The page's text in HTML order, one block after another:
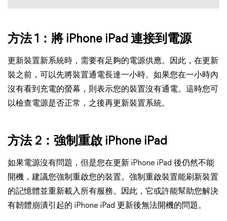
方法 1：將 iPhone iPad 連接到電源
更新裝置新系統時，需要有足夠的電源供應。因此，在更新
裝之前，可以先將裝置通電長達一小時。如果您在一小時內
沒有看到充電的螢幕，則表示您的裝置沒有通電。這時您可
以檢查電源是否正常，之後再更新裝置系統。
方法 2：強制重啟 iPhone iPad
如果電源沒有問題，但是您在更新 iPhone iPad 後仍然不能
開機，建議您強制重啟您的裝置。強制重啟裝置能刷新裝置
的記憶體並重新載入所有服務。因此，它或許能幫助您解決
有韌體崩潰引起的 iPhone iPad 更新後無法開機的問題。